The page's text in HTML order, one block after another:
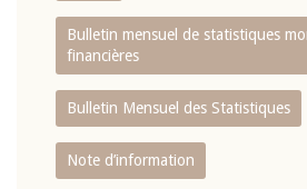
Bulletin mensuel de statistiques
financières
Bulletin Mensuel des Statistiques
Note d’information